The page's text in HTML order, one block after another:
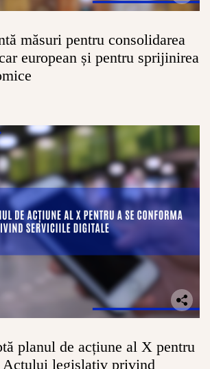
măsuri pentru consolidarea
european și pentru sprijinirea
planul de acțiune al X pentru
Actului legislativ privind